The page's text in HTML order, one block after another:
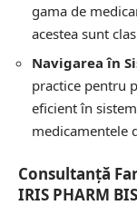
gama de
acestea sunt
Navigarea în
practice pentru
eficient în
medicamentele
Consultanță
IRIS PHARM